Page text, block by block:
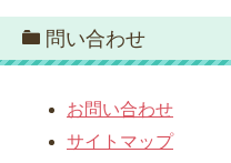
問い合わせ
お問い合わせ
サイトマップ